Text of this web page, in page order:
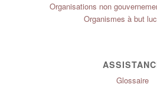
Organisations non
Organismes à but
Glossaire